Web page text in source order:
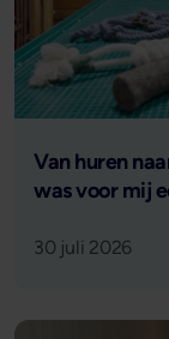
Lees verder
Van huren
was voor mij
30 juli 2026